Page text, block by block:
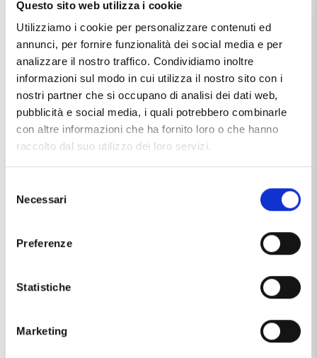
Questo sito web utilizza i cookie
Utilizziamo i cookie per personalizzare contenuti ed
annunci, per fornire funzionalità dei social media e per
analizzare il nostro traffico. Condividiamo inoltre
informazioni sul modo in cui utilizza il nostro sito con i
nostri partner che si occupano di analisi dei dati web,
pubblicità e social media, i quali potrebbero combinarle
con altre informazioni che ha fornito loro o che hanno
raccolto dal suo utilizzo dei loro servizi.
delNecessari
Preferenze
Statistiche
Marketing
Caratteristiche
Marca Cappagli Gioielli
Materiale oro 18kt
Produzione made in Italy
Pietre / Gemme
Questo articolo dal nome
ANELLO RIVIERA CON ZIRCONI IN
ORO BIANCO
CAPPAGLI GIOIELLI,
ANELLI IN ORO MADE
IN ITALY , è un prodotto che al momento ha disponibilità
10